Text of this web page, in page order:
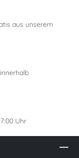
aus unserem
Uhr